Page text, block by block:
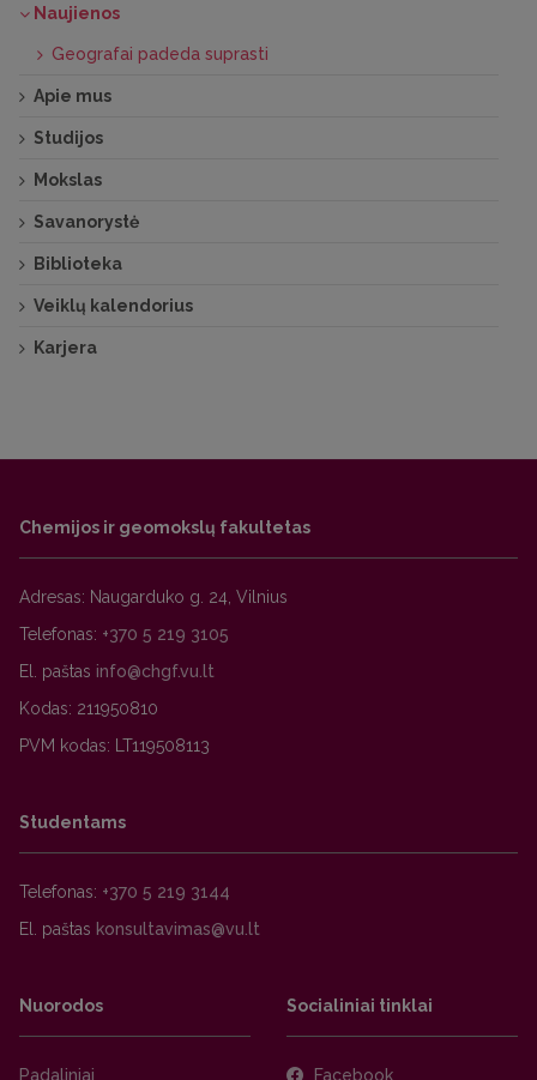
Naujienos
Geografai padeda suprasti
Apie mus
Studijos
Mokslas
Savanorystė
Biblioteka
Veiklų kalendorius
Karjera
Chemijos ir geomokslų fakultetas
Adresas: Naugarduko g. 24, Vilnius
Telefonas: +370 5 219 3105
El. paštas
Kodas: 211950810
PVM kodas: LT119508113
Studentams
Telefonas: +370 5 219 3144
El. paštas
Nuorodos
Padaliniai
Socialiniai tinklai
Facebook